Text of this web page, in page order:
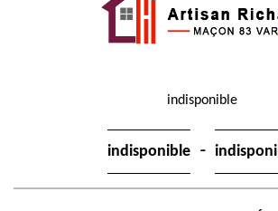
indisponible
indisponible -